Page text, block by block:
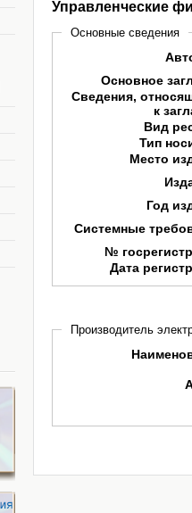
Управленческие
Основные сведения
Основное
Сведения,
к
Вид
Тип
Место
Год
Системные
№
Дата
Производитель